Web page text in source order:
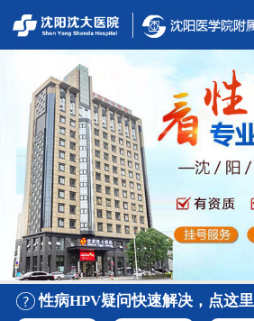
性病HPV疑问快速解决，点这里